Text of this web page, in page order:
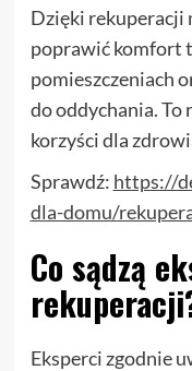
Dzięki rekuperacji
poprawić komfort
pomieszczeniach
do oddychania.
korzyści dla
Sprawdź: https://
dla-domu/
Co sądzą
Eksperci zgodnie